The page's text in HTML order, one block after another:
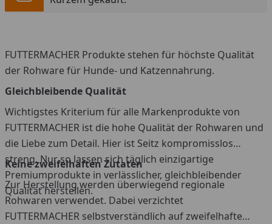
FUTTERMACHER Produkte stehen für höchste Qualität
der Rohware für Hunde- und Katzennahrung.
Gleichbleibende Qualität
Wichtigstes Kriterium für alle Markenprodukte von
FUTTERMACHER ist die hohe Qualität der Rohwaren und
die Liebe zum Detail. Hier ist Seitz kompromisslos
streng. Nur so lassen sich täglich einzigartige
Premiumprodukte in verlässlicher, gleichbleibender
Qualität herstellen.
Keine zweifelhaften Zutaten
Zur Herstellung werden überwiegend regionale
Rohwaren verwendet. Dabei verzichtet
FUTTERMACHER selbstverständlich auf zweifelhafte